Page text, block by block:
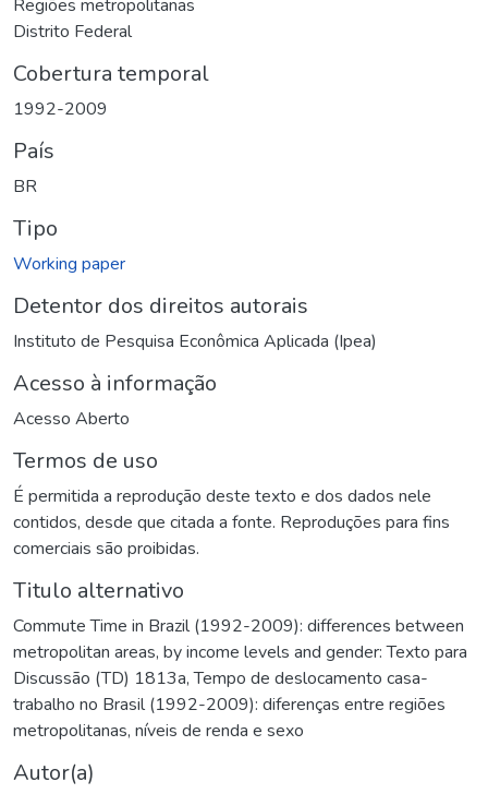
Regiões metropolitanas
Distrito Federal
Cobertura temporal
1992-2009
País
BR
Tipo
Working paper
Detentor dos direitos autorais
Instituto de Pesquisa Econômica Aplicada (Ipea)
Acesso à informação
Acesso Aberto
Termos de uso
É permitida a reprodução deste texto e dos dados nele
contidos, desde que citada a fonte. Reproduções para fins
comerciais são proibidas.
Titulo alternativo
Commute Time in Brazil (1992-2009): differences between
metropolitan areas, by income levels and gender: Texto para
Discussão (TD) 1813a,Tempo de deslocamento casa-
trabalho no Brasil (1992-2009): diferenças entre regiões
metropolitanas, níveis de renda e sexo
Autor(a)